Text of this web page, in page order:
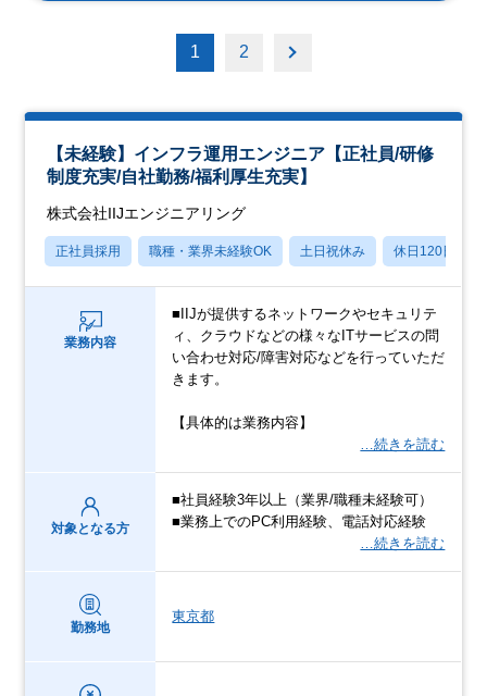
1 2
【未経験】インフラ運用エンジニア【正社員/研修
制度充実/自社勤務/福利厚生充実】
株式会社IIJエンジニアリング
正社員採用 職種・業界未経験OK 土日祝休み 休日120日以上
業務内容
■IIJが提供するネットワークやセキュリテ
ィ、クラウドなどの様々なITサービスの問
い合わせ対応/障害対応などを行っていただ
きます。
【具体的は業務内容】
…続きを読む
対象となる方
■社員経験3年以上（業界/職種未経験可）
■業務上でのPC利用経験、電話対応経験
…続きを読む
勤務地
東京都